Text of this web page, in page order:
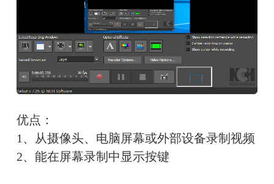
优点：
1、从摄像头、电脑屏幕或外部设备录制视频
2、能在屏幕录制中显示按键